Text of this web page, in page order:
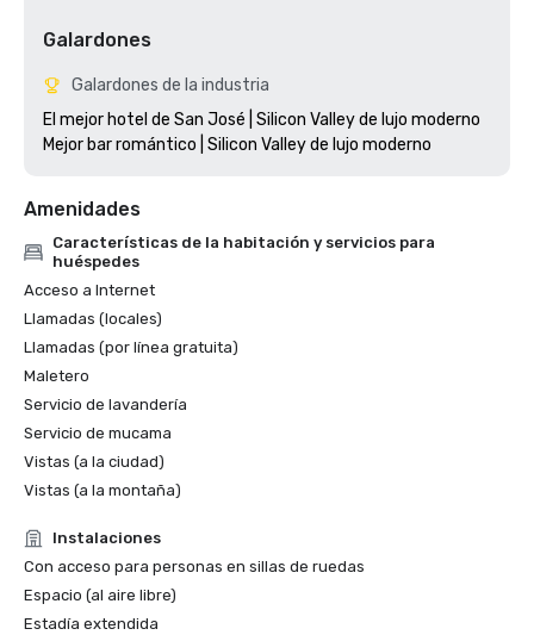
Galardones
Galardones de la industria
El mejor hotel de San José | Silicon Valley de lujo moderno
Amenidades
Características de la habitación y servicios para
huéspedes
Acceso a Internet
Llamadas (locales)
Llamadas (por línea gratuita)
Maletero
Servicio de lavandería
Servicio de mucama
Vistas (a la ciudad)
Vistas (a la montaña)
Instalaciones
Con acceso para personas en sillas de ruedas
Espacio (al aire libre)
Estadía extendida